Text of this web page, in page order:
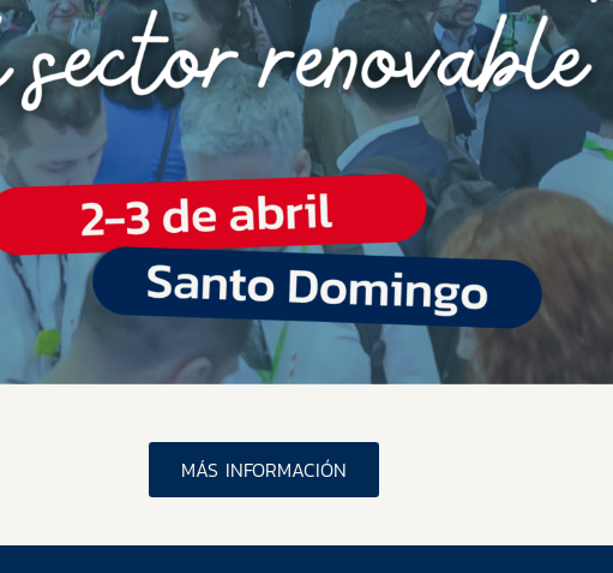
MÁS INFORMACIÓN